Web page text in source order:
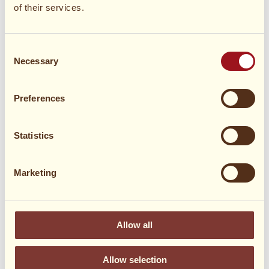
of their services.
Selection
Necessary
Preferences
Statistics
Marketing
Allow all
Allow selection
ONLINESHOP
KRISPROLLS- direkt nach Hause